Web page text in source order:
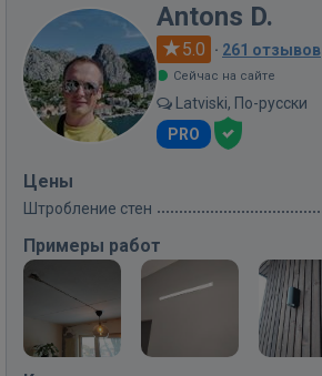
Antons D.
5.0 · 261 отзывов
Сейчас на сайте
Latviski, По-русски
PRO
Цены
Штробление стен
Примеры работ